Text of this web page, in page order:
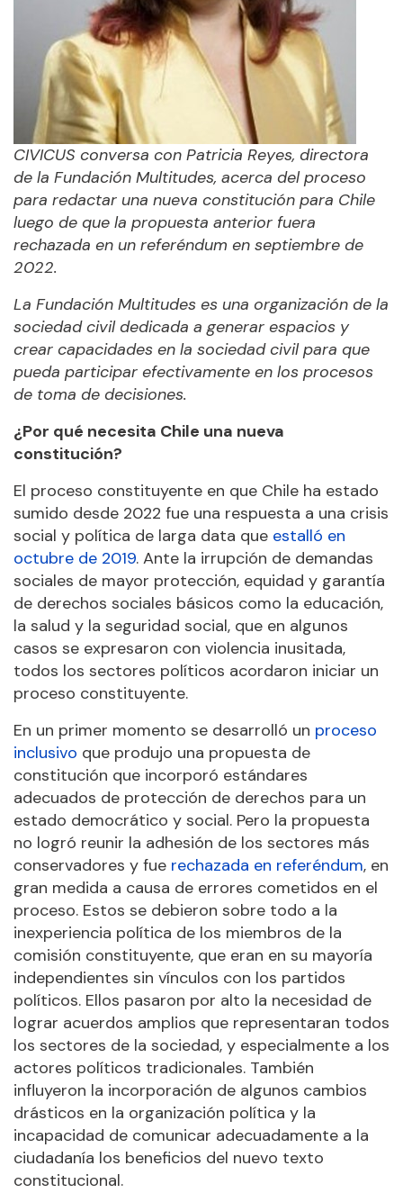
CIVICUS conversa con Patricia Reyes, directora
de la Fundación Multitudes, acerca del proceso
para redactar una nueva constitución para Chile
luego de que la propuesta anterior fuera
rechazada en un referéndum en septiembre de
2022.
La Fundación Multitudes es una organización de la
sociedad civil dedicada a generar espacios y
crear capacidades en la sociedad civil para que
pueda participar efectivamente en los procesos
de toma de decisiones.
¿Por qué necesita Chile una nueva
constitución?
El proceso constituyente en que Chile ha estado
sumido desde 2022 fue una respuesta a una crisis
social y política de larga data que estalló en
octubre de 2019. Ante la irrupción de demandas
sociales de mayor protección, equidad y garantía
de derechos sociales básicos como la educación,
la salud y la seguridad social, que en algunos
casos se expresaron con violencia inusitada,
todos los sectores políticos acordaron iniciar un
proceso constituyente.
En un primer momento se desarrolló un proceso
inclusivo que produjo una propuesta de
constitución que incorporó estándares
adecuados de protección de derechos para un
estado democrático y social. Pero la propuesta
no logró reunir la adhesión de los sectores más
conservadores y fue rechazada en referéndum, en
gran medida a causa de errores cometidos en el
proceso. Estos se debieron sobre todo a la
inexperiencia política de los miembros de la
comisión constituyente, que eran en su mayoría
independientes sin vínculos con los partidos
políticos. Ellos pasaron por alto la necesidad de
lograr acuerdos amplios que representaran todos
los sectores de la sociedad, y especialmente a los
actores políticos tradicionales. También
influyeron la incorporación de algunos cambios
drásticos en la organización política y la
incapacidad de comunicar adecuadamente a la
ciudadanía los beneficios del nuevo texto
constitucional.